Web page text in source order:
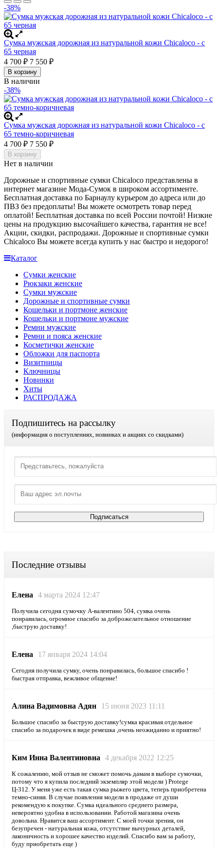
-38%
Сумка мужская дорожная из натуральной кожи Chicaloco - c
65 черная
4 700 ₽ 7 550 ₽
В корзину
В наличии
-38%
Сумка мужская дорожная из натуральной кожи Chicaloco - c
65 темно-коричневая
4 700 ₽ 7 550 ₽
В корзину
Нет в наличии
Дорожные и спортивные сумки Chicaloco представлены в
интернет магазине Мода-Сумок в широком ассортименте.
Бесплатная доставка по Барнаулу курьером до адреса или до
ПВЗ без предоплаты! Вы можете осмотреть товар перед
оплатой! Бесплатная доставка по всей России почтой! Низкие
цены на продукцию высочайшего качества, гарантия не все!
Акции, скидки, распродажи. Дорожные и спортивные сумки
Chicaloco Вы можете всегда купить у нас быстро и недорого!
Каталог
Сумки женские
Рюкзаки женские
Сумки мужские
Дорожные и спортивные сумки
Кошельки и портмоне женские
Кошельки и портмоне мужские
Ремни мужские
Ремни и пояса женские
Косметички женские
Обложки для паспорта
Визитницы
Ключницы
Новинки
Хиты
РАСПРОДАЖА
Подпишитесь на рассылку
(информация о поступлениях, новинках и акциях со скидками)
Последние отзывы
Елена 4 марта 2024 12:47
Получила сегодня сумочку А-валентино 504, сумка очень
понравилась, огромное спасибо за доброжелательное отношение
,быструю доставку!
Елена 17 января 2024 14:04
Сегодня получила сумку, очень понравилась, большое спасибо !
быстрая отправка, вежливое общение!
Алина Вадимовна Адян 15 июня 2023 11:11
Большое спасибо за быструю доставку!сумка красивая.отдельное
спасибо за подарочек в виде ремешка ,очень неожиданно и приятно!
Ким Инна Валентиновна 4 декабря 2022 12:25
К сожалению, мой отзыв не сможет помочь дамам в выборе сумочки,
потому что я купила последний экземпляр этой модели ) Protege
Ц-312. У меня уже есть такая сумка рыжего цвета, теперь приобретена
темно-синяя. В случае появления модели в продаже от души
рекомендую к покупке. Сумка идеального среднего размера,
невероятно удобна в использовании. Работой магазина очень
довольна. Нравится ваш ассортимент. С моей точки зрения, он
безупречен - натуральная кожа, отсутствие вычурных деталей,
лаконичность и хорошее качество изделий. Спасибо вам за работу,
буду приобретать еще )